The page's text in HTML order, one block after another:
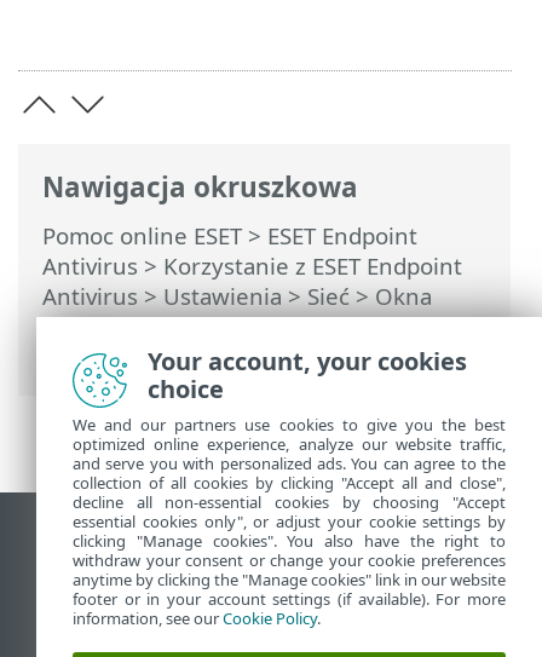
Nawigacja okruszkowa
Pomoc online ESET> ESET Endpoint
Antivirus > Korzystanie z ESET Endpoint
Antivirus>Ustawienia>Sieć> Okna
dialogowe — Ochrona sieci >
Zablokowane zagrożenie sieciowe
Wyświetl witrynę internetową dla
komputerów
End of Life
Baza wiedzy ESET
Your account, your cookies
choice
We and our partners use cookies to give you the best
optimized online experience, analyze our website traffic,
and serve you with personalized ads. You can agree to the
collection of all cookies by clicking "Accept all and close",
decline all non-essential cookies by choosing "Accept
essential cookies only", or adjust your cookie settings by
clicking "Manage cookies". You also have the right to
withdraw your consent or change your cookie preferences
anytime by clicking the "Manage cookies" link in our website
footer or in your account settings (if available). For more
information, see ourCookie Policy.